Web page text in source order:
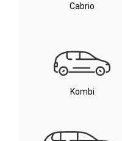
Cabrio
Kombi